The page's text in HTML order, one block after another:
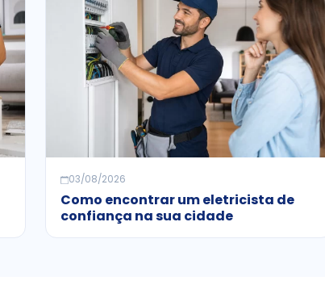
03/08/2026
Como encontrar um eletricista de
confiança na sua cidade